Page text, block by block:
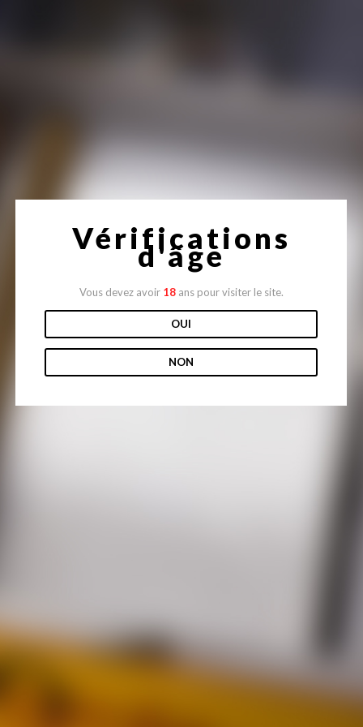
Vérifications
d'âge
Vous devez avoir 18ans pour visiter le site.
OUI
NON